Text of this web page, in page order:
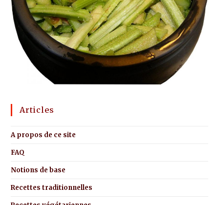
Articles
A propos de ce site
FAQ
Notions de base
Recettes traditionnelles